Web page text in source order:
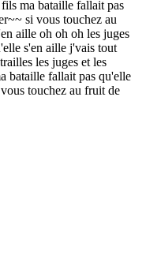
ma bataille fallait pas
si vous touchez au
aille oh oh oh les juges
s'en aille j'vais tout
les juges et les
bataille fallait pas qu'elle
touchez au fruit de